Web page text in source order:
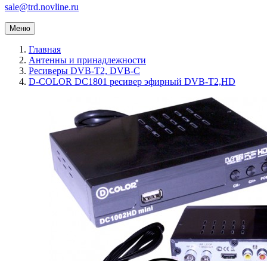
sale@trd.novline.ru
Меню
Главная
Антенны и принадлежности
Ресиверы DVB-T2, DVB-C
D-COLOR DC1801 ресивер эфирный DVB-T2,HD